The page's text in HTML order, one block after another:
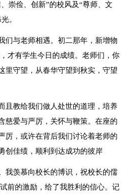
崇俭、创新”的校风及“尊师、文
。
们与老师相遇。初二那年，新增物
才有学生今日的成绩。老师们，你
里守望，从春华守望到秋实，守望
且教给我们做人处世的道理，培养
慈爱与严厉，关怀与鞭策。在座的
厉，或许在背后我们讨论着老师的
创佳绩，顺利到达成功的彼岸
我羡慕向校长的博识，祝校长的儒
前的激励，给了我胜利的信心。记